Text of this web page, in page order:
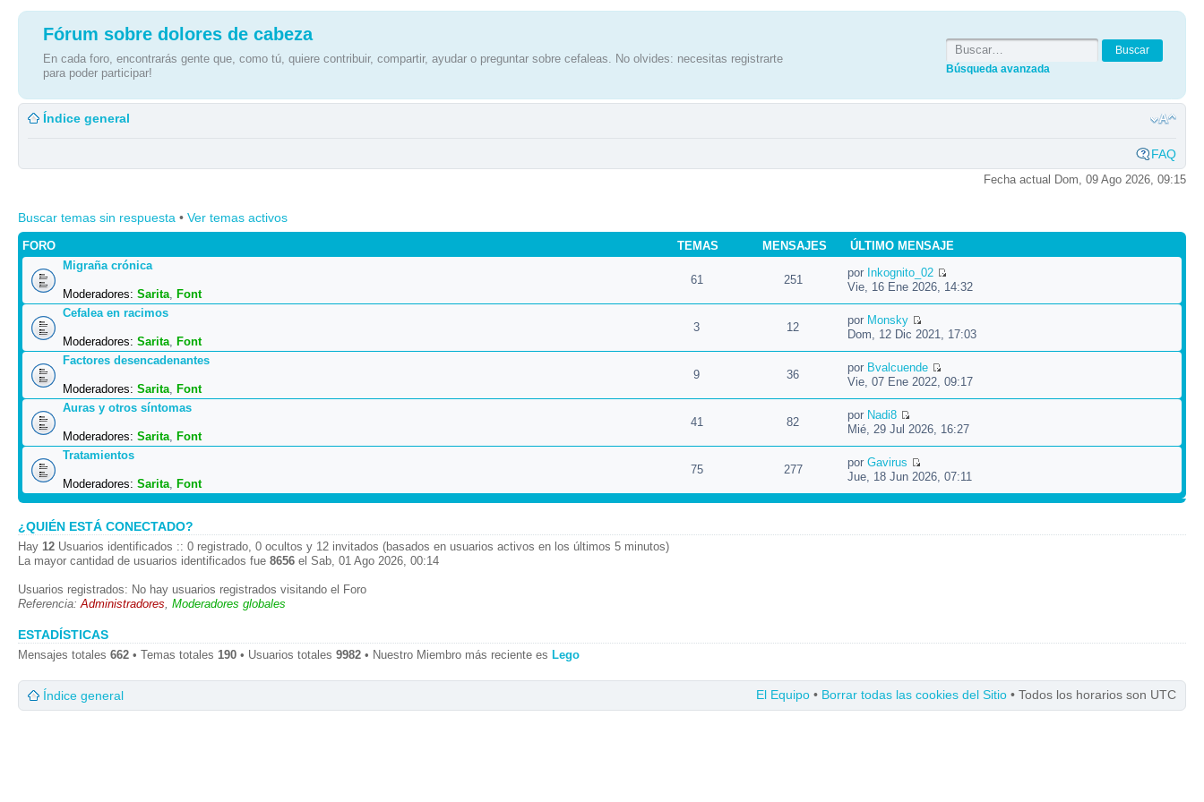
Fórum sobre dolores de cabeza
En cada foro, encontrarás gente que, como tú, quiere contribuir, compartir, ayudar o preguntar sobre cefaleas. No olvides: necesitas registrarte
para poder participar!
Búsqueda avanzada
Índice general
FAQ
Fecha actual Dom, 09 Ago 2026, 09:15
Buscar temas sin respuesta • Ver temas activos
FORO TEMAS MENSAJES
ÚLTIMO MENSAJE
Migraña crónica
Moderadores: Sarita, Font
61 251
por Inkognito_02
Vie, 16 Ene 2026, 14:32
Cefalea en racimos
Moderadores: Sarita, Font
3 12
por Monsky
Dom, 12 Dic 2021, 17:03
Factores desencadenantes
Moderadores: Sarita, Font
9 36
por Bvalcuende
Vie, 07 Ene 2022, 09:17
Auras y otros síntomas
Moderadores: Sarita, Font
41 82
por Nadi8
Mié, 29 Jul 2026, 16:27
Tratamientos
Moderadores: Sarita, Font
75 277
porGavirus
Jue, 18 Jun 2026, 07:11
¿QUIÉN ESTÁ CONECTADO?
Hay 12 Usuarios identificados :: 0 registrado, 0 ocultos y 12 invitados (basados en usuarios activos en los últimos 5 minutos)
La mayor cantidad de usuarios identificados fue 8656 el Sab, 01 Ago 2026, 00:14
Usuarios registrados: No hay usuarios registrados visitando el Foro
Referencia:Administradores, Moderadores globales
ESTADÍSTICAS
Mensajes totales 662 • Temas totales 190 • Usuarios totales 9982 • Nuestro Miembro más reciente es Lego
Índice general El Equipo • Borrar todas las cookies del Sitio • Todos los horarios son UTC